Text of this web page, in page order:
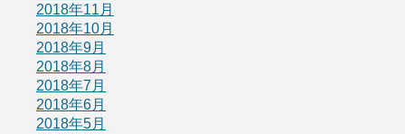
2018年11月
2018年10月
2018年9月
2018年8月
2018年7月
2018年6月
2018年5月